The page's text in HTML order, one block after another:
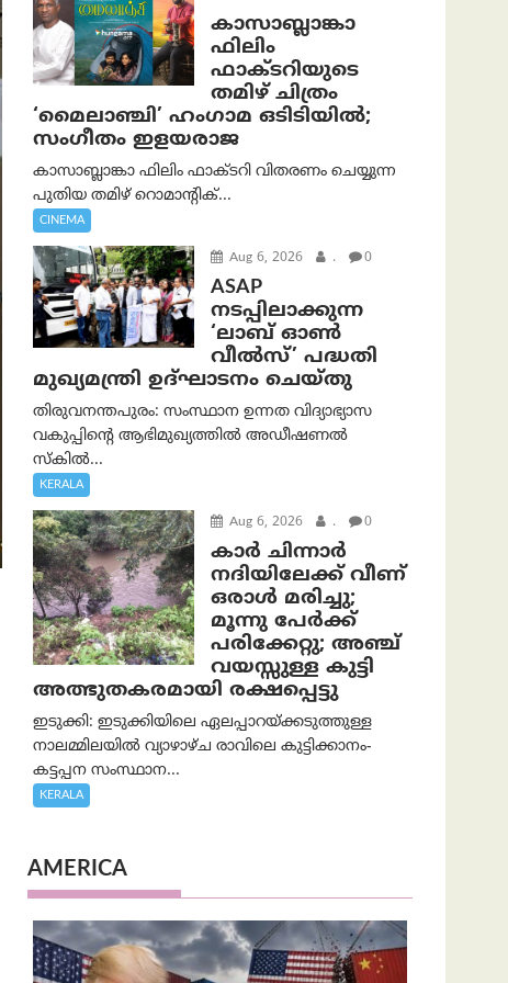
കാസാബ്ലാങ്കാ
ഫിലിം
ഫാക്ടറിയുടെ
തമിഴ് ചിത്രം
‘മൈലാഞ്ചി’ ഹംഗാമ ഒടിടിയിൽ;
സംഗീതം ഇളയരാജ
കാസാബ്ലാങ്കാ ഫിലിം ഫാക്ടറി വിതരണം ചെയ്യുന്ന
പുതിയ തമിഴ് റൊമാന്റിക്...
CINEMA
Aug 6, 2026 . 0
ASAP
നടപ്പിലാക്കുന്ന
‘ലാബ് ഓൺ
വീൽസ്’ പദ്ധതി
മുഖ്യമന്ത്രി ഉദ്ഘാടനം ചെയ്തു
തിരുവനന്തപുരം: സംസ്ഥാന ഉന്നത വിദ്യാഭ്യാസ
വകുപ്പിന്റെ ആഭിമുഖ്യത്തിൽ അഡീഷണൽ
സ്കിൽ...
KERALA
Aug 6, 2026 . 0
കാര്‍ ചിന്നാര്‍
നദിയിലേക്ക് വീണ്
ഒരാള്‍ മരിച്ചു;
മൂന്നു പേര്‍ക്ക്
പരിക്കേറ്റു; അഞ്ച്
വയസ്സുള്ള കുട്ടി
അത്ഭുതകരമായി രക്ഷപ്പെട്ടു
ഇടുക്കി: ഇടുക്കിയിലെ ഏലപ്പാറയ്ക്കടുത്തുള്ള
നാലമ്മിലയിൽ വ്യാഴാഴ്ച രാവിലെ കുട്ടിക്കാനം-
കട്ടപ്പന സംസ്ഥാന...
KERALA
AMERICA